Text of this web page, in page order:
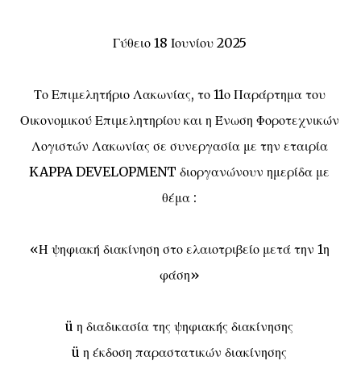
Γύθειο 18 Ιουνίου 2025
Το Επιμελητήριο Λακωνίας, το 11ο Παράρτημα του
Οικονομικού Επιμελητηρίου και η Ένωση Φοροτεχνικών
Λογιστών Λακωνίας σε συνεργασία με την εταιρία
KAPPA DEVELOPMENT διοργανώνουν ημερίδα με
θέμα :
«Η ψηφιακή διακίνηση στο ελαιοτριβείο μετά την 1η
φάση»
ü η διαδικασία της ψηφιακής διακίνησης
ü η έκδοση παραστατικών διακίνησης